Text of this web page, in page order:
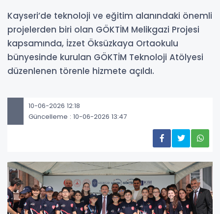
Kayseri’de teknoloji ve eğitim alanındaki önemli
projelerden biri olan GÖKTİM Melikgazi Projesi
kapsamında, İzzet Öksüzkaya Ortaokulu
bünyesinde kurulan GÖKTİM Teknoloji Atölyesi
düzenlenen törenle hizmete açıldı.
10-06-2026 12:18
Güncelleme : 10-06-2026 13:47